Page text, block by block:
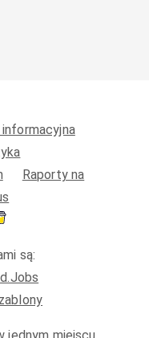
informacyjna
Raporty na
są: